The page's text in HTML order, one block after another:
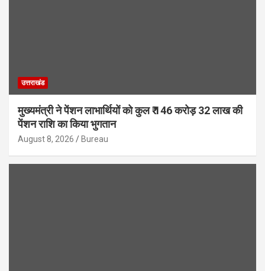
उत्तराखंड
मुख्यमंत्री ने पेंशन लाभार्थियों को कुल ₹ 146 करोड़ 32 लाख की
पेंशन राशि का किया भुगतान
August 8, 2026 Bureau